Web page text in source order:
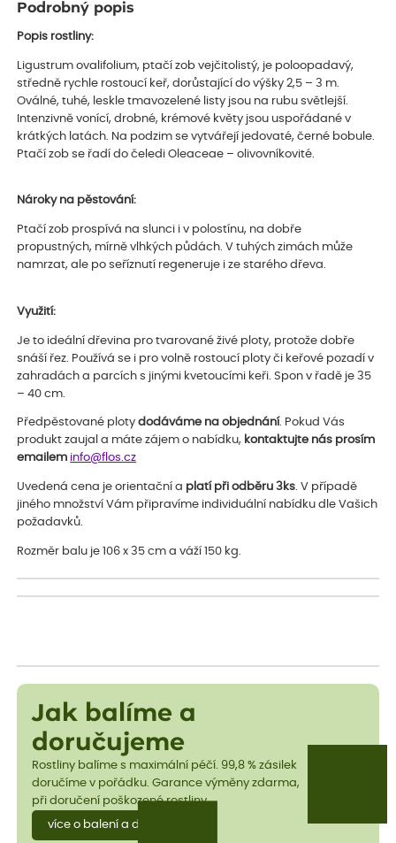
Podrobný popis
Popis rostliny:
Ligustrum ovalifolium, ptačí zob vejčitolistý, je poloopadavý,
středně rychle rostoucí keř, dorůstající do výšky 2,5 – 3 m.
Oválné, tuhé, leskle tmavozelené listy jsou na rubu světlejší.
Intenzivně vonící, drobné, krémové květy jsou uspořádané v
krátkých latách. Na podzim se vytvářejí jedovaté, černé bobule.
Ptačí zob se řadí do čeledi Oleaceae – olivovníkovité.
Nároky na pěstování:
Ptačí zob prospívá na slunci i v polostínu, na dobře
propustných, mírně vlhkých půdách. V tuhých zimách může
namrzat, ale po seříznutí regeneruje i ze starého dřeva.
Využití:
Je to ideální dřevina pro tvarované živé ploty, protože dobře
snáší řez. Používá se i pro volně rostoucí ploty či keřové pozadí v
zahradách a parcích s jinými kvetoucími keři. Spon v řadě je 35
– 40 cm.
Předpěstované plotydodáváme na objednání. Pokud Vás
produkt zaujal a máte zájem o nabídku, kontaktujte nás prosím
emailem info@flos.cz
Uvedená cena je orientační a platí při odběru 3ks. V případě
jiného množství Vám připravíme individuální nabídku dle Vašich
požadavků.
Rozměr balu je 106 x 35 cm a váží 150 kg.
Jak balíme a
doručujeme
Rostliny balíme s maximální péčí. 99,8 % zásilek
doručíme v pořádku. Garance výměny zdarma,
při doručení poškozené rostliny.
více o balení a dopravě